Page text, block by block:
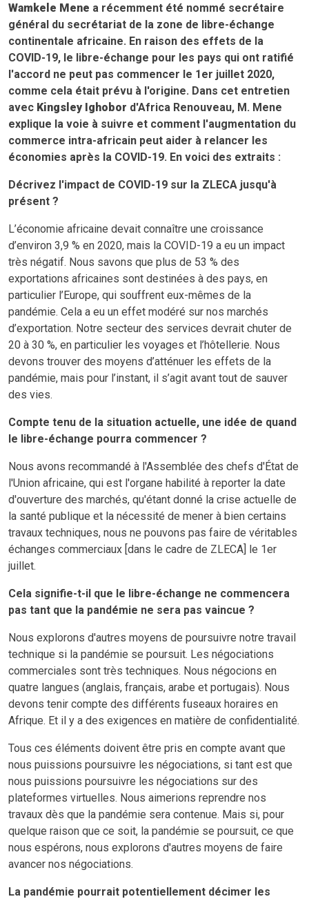
Wamkele Mene a récemment été nommé secrétaire
général du secrétariat de la zone de libre-échange
continentale africaine. En raison des effets de la
COVID-19, le libre-échange pour les pays qui ont ratifié
l'accord ne peut pas commencer le 1er juillet 2020,
comme cela était prévu à l'origine. Dans cet entretien
avec Kingsley Ighobor d'Africa Renouveau, M. Mene
explique la voie à suivre et comment l'augmentation du
commerce intra-africain peut aider à relancer les
économies après la COVID-19. En voici des extraits :
Décrivez l'impact de COVID-19 sur la ZLECA jusqu'à
présent ?
L’économie africaine devait connaître une croissance
d’environ 3,9 % en 2020, mais la COVID-19 a eu un impact
très négatif. Nous savons que plus de 53 % des
exportations africaines sont destinées à des pays, en
particulier l’Europe, qui souffrent eux-mêmes de la
pandémie. Cela a eu un effet modéré sur nos marchés
d’exportation. Notre secteur des services devrait chuter de
20 à 30 %, en particulier les voyages et l’hôtellerie. Nous
devons trouver des moyens d’atténuer les effets de la
pandémie, mais pour l’instant, il s’agit avant tout de sauver
des vies.
Compte tenu de la situation actuelle, une idée de quand
le libre-échange pourra commencer ?
Nous avons recommandé à l'Assemblée des chefs d'État de
l'Union africaine, qui est l'organe habilité à reporter la date
d'ouverture des marchés, qu'étant donné la crise actuelle de
la santé publique et la nécessité de mener à bien certains
travaux techniques, nous ne pouvons pas faire de véritables
échanges commerciaux [dans le cadre de ZLECA] le 1er
juillet.
Cela signifie-t-il que le libre-échange ne commencera
pas tant que la pandémie ne sera pas vaincue ?
Nous explorons d'autres moyens de poursuivre notre travail
technique si la pandémie se poursuit. Les négociations
commerciales sont très techniques. Nous négocions en
quatre langues (anglais, français, arabe et portugais). Nous
devons tenir compte des différents fuseaux horaires en
Afrique. Et il y a des exigences en matière de confidentialité.
Tous ces éléments doivent être pris en compte avant que
nous puissions poursuivre les négociations, si tant est que
nous puissions poursuivre les négociations sur des
plateformes virtuelles. Nous aimerions reprendre nos
travaux dès que la pandémie sera contenue. Mais si, pour
quelque raison que ce soit, la pandémie se poursuit, ce que
nous espérons, nous explorons d'autres moyens de faire
avancer nos négociations.
La pandémie pourrait potentiellement décimer les